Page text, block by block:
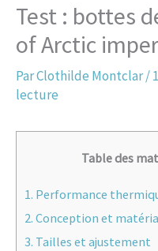
Test : bottes
of Arctic
ParClothilde Montclar/
lecture
Table des
1. Performance
2. Conception et
3. Tailles et ajustement